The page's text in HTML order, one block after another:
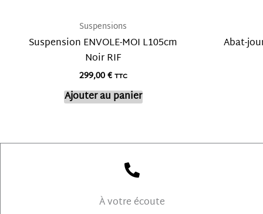
Suspensions
Suspension ENVOLE-MOI L105cm
Noir RIF
299,00€ TTC
Ajouter au panier
Abat-
À votre écoute